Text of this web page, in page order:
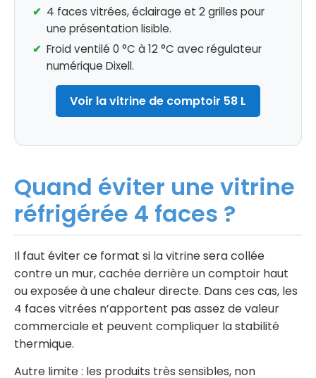
4 faces vitrées, éclairage et 2 grilles pour
une présentation lisible.
Froid ventilé 0 °C à 12 °C avec régulateur
numérique Dixell.
Voir la vitrine de comptoir 58 L
Quand éviter une vitrine
réfrigérée 4 faces ?
Il faut éviter ce format si la vitrine sera collée
contre un mur, cachée derrière un comptoir haut
ou exposée à une chaleur directe. Dans ces cas, les
4 faces vitrées n’apportent pas assez de valeur
commerciale et peuvent compliquer la stabilité
thermique.
Autre limite : les produits très sensibles, non